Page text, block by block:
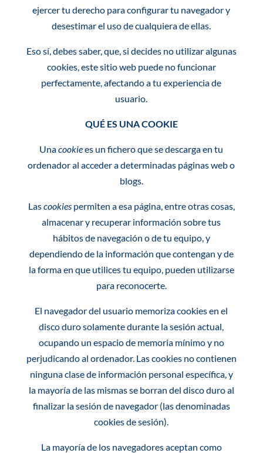
ejercer tu derecho para configurar tu navegador y
desestimar el uso de cualquiera de ellas.
Eso sí, debes saber, que, si decides no utilizar algunas
cookies, este sitio web puede no funcionar
perfectamente, afectando a tu experiencia de
usuario.
QUÉ ES UNA COOKIE
Unacookiees un fichero que se descarga en tu
ordenador al acceder a determinadas páginas web o
blogs.
Lascookiespermiten a esa página, entre otras cosas,
almacenar y recuperar información sobre tus
hábitos de navegación o de tu equipo, y
dependiendo de la información que contengan y de
la forma en que utilices tu equipo, pueden utilizarse
para reconocerte.
El navegador del usuario memoriza cookies en el
disco duro solamente durante la sesión actual,
ocupando un espacio de memoria mínimo y no
perjudicando al ordenador. Las cookies no contienen
ninguna clase de información personal específica, y
la mayoría de las mismas se borran del disco duro al
finalizar la sesión de navegador (las denominadas
cookies de sesión).
La mayoría de los navegadores aceptan como